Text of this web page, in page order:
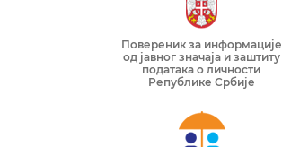
Повереник за информације
од јавног значаја и заштиту
података о личности
Републике Србије